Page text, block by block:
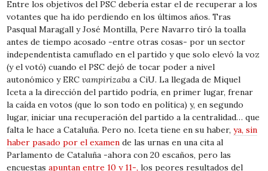
Entre los objetivos del PSC debería estar el de recuperar a los
votantes que ha ido perdiendo en los últimos años. Tras
Pasqual Maragall y José Montilla, Pere Navarro tiró la toalla
antes de tiempo acosado -entre otras cosas- por un sector
independentista camuflado en el partido y que solo elevó la voz
(y el votó) cuando el PSC dejó de tocar poder a nivel
autonómico y ERCvampirizaba a CiU. La llegada de Miquel
Iceta a la dirección del partido podría, en primer lugar, frenar
la caída en votos (que lo son todo en política) y, en segundo
lugar, iniciar una recuperación del partido a la centralidad… que
falta le hace a Cataluña. Pero no. Iceta tiene en su haber,ya, sin
haber pasado por el examen de las urnas en una cita al
Parlamento de Cataluña -ahora con 20 escaños, pero las
encuestasapuntan entre 10 y 11-, los peores resultados del